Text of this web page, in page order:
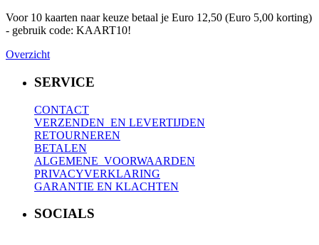
Voor 10 kaarten naar keuze betaal je Euro 12,50 (Euro 5,00 korting)
- gebruik code: KAART10!
Overzicht
SERVICE
CONTACT
VERZENDEN EN LEVERTIJDEN
RETOURNEREN
BETALEN
ALGEMENE VOORWAARDEN
PRIVACYVERKLARING
GARANTIE EN KLACHTEN
SOCIALS